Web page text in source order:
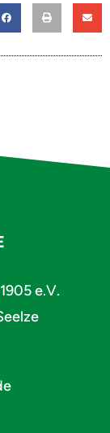
e.V.